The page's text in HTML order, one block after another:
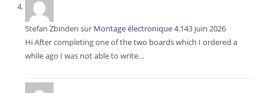
Stefan Zbinden sur Montage électronique 4.143 juin 2026
Hi After completing one of the two boards which I ordered a
while ago I was not able to write…